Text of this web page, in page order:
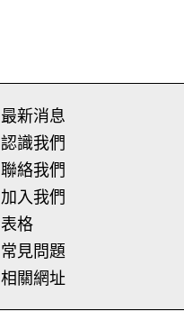
最新消息
認識我們
聯絡我們
加入我們
表格
常見問題
相關網址